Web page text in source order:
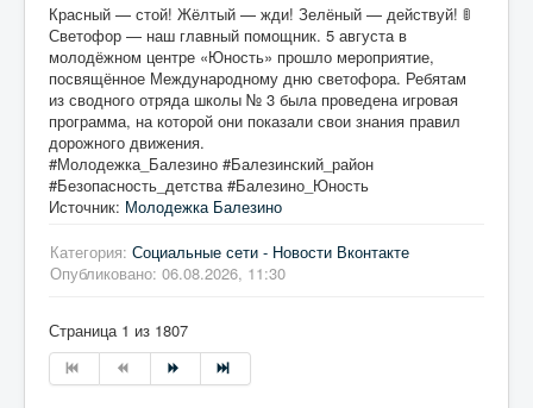
Красный — стой! Жёлтый — жди! Зелёный — действуй! 🚦
Светофор — наш главный помощник. 5 августа в
молодёжном центре «Юность» прошло мероприятие,
посвящённое Международному дню светофора. Ребятам
из сводного отряда школы № 3 была проведена игровая
программа, на которой они показали свои знания правил
дорожного движения.
#Молодежка_Балезино #Балезинский_район
#Безопасность_детства #Балезино_Юность
Источник: Молодежка Балезино
Категория: Социальные сети - Новости Вконтакте
Опубликовано: 06.08.2026, 11:30
Страница 1 из 1807